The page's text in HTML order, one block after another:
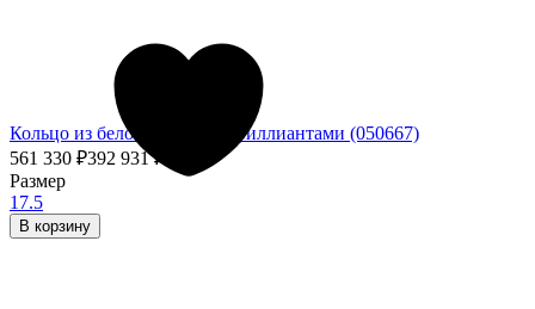
Кольцо из белого золота с бриллиантами (050667)
561 330 ₽392 931₽
Размер
17.5
В корзину